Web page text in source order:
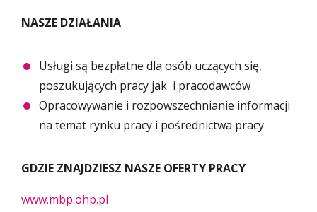
NASZE DZIAŁANIA
Usługi są bezpłatne dla osób uczących się,
poszukujących pracy jak i pracodawców
Opracowywanie i rozpowszechnianie informacji
na temat rynku pracy i pośrednictwa pracy
GDZIE ZNAJDZIESZ NASZE OFERTY PRACY
www.mbp.ohp.pl